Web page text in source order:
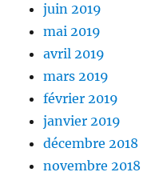
juin 2019
mai 2019
avril 2019
mars 2019
février 2019
janvier 2019
décembre 2018
novembre 2018